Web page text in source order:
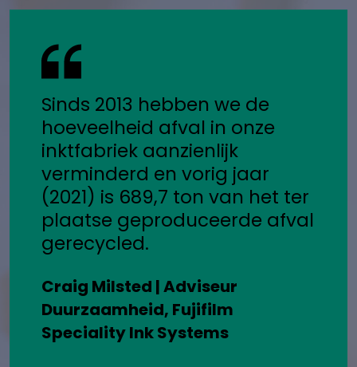
Sinds 2013 hebben we de
hoeveelheid afval in onze
inktfabriek aanzienlijk
verminderd en vorig jaar
(2021) is 689,7 ton van het ter
plaatse geproduceerde afval
gerecycled.
Craig Milsted | Adviseur
Duurzaamheid, Fujifilm
Speciality Ink Systems